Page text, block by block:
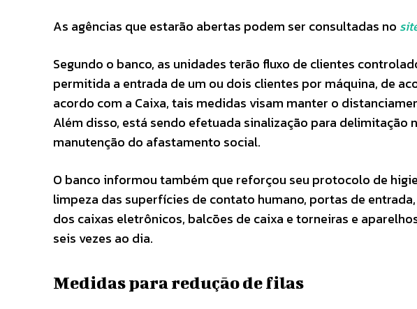
As agências que estarão abertas podem ser consultadas no
Segundo o banco, as unidades terão fluxo de clientes
permitida a entrada de um ou dois clientes por máquina, de
acordo com a Caixa, tais medidas visam manter o
Além disso, está sendo efetuada sinalização para delimitação
manutenção do afastamento social.
O banco informou também que reforçou seu protocolo de
limpeza das superfícies de contato humano, portas de
dos caixas eletrônicos, balcões de caixa e torneiras e
seis vezes ao dia.
Medidas para redução de filas